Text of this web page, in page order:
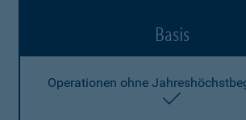
Basis
Operationen ohne